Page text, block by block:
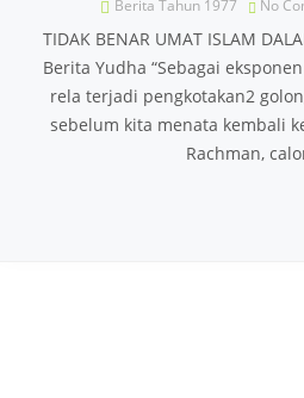
Berita Tahun 1977 No
TIDAK BENAR UMAT ISLAM
Berita Yudha “Sebagai
rela terjadi pengkotakan2
sebelum kita menata kembali
Rachman,